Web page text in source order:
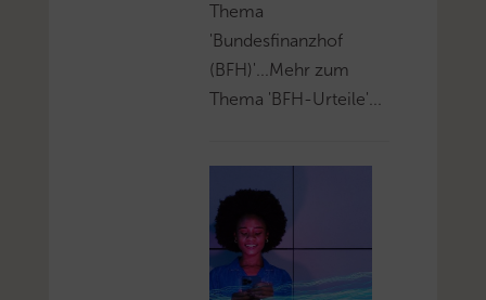
Thema
'Bundesfinanzhof
(BFH)'...Mehr zum
Thema 'BFH-Urteile'...